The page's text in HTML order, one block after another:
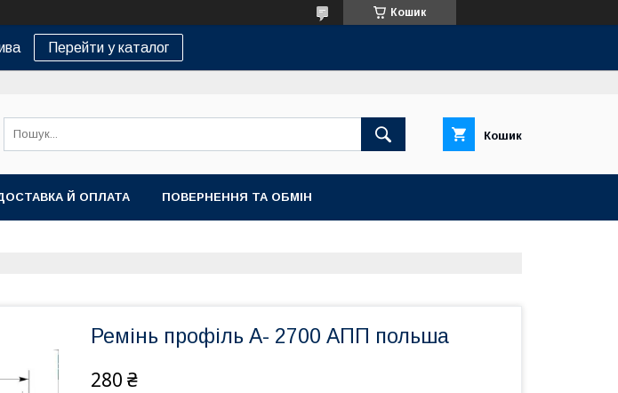
Кошик
Перейти у каталог
Кошик
Й ОПЛАТА ПОВЕРНЕННЯ ТА ОБМІН
Ремінь профіль A- 2700 АПП польша
280 ₴